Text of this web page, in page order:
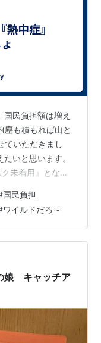
民負担額は増え
塵も積もれば山と
ていただきまし
いと思います。
未着用』となっ
2年で、 陽性患
います。 この
かっています。
も大きな負担と
は、お世話にな
国民負担
ワイルドだろ～
娘 キャッチア